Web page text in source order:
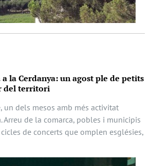
la Cerdanya: un agost ple de petits
del territori
un dels mesos amb més activitat
Arreu de la comarca, pobles i municipis
de concerts que omplen esglésies,